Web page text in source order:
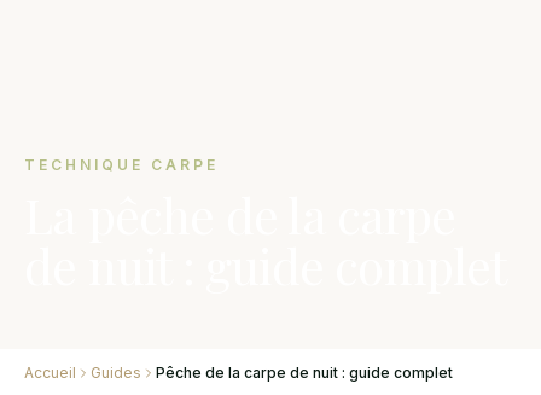
TECHNIQUE CARPE
Accueil Guides Pêche de la carpe de nuit : guide complet